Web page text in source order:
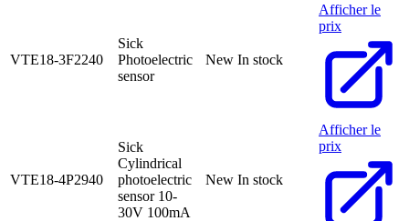
VTE18-3F2240
Sick
Photoelectric
sensor
New In stock
Afficher le
prix
VTE18-4P2940
Sick
Cylindrical
photoelectric
sensor 10-
30V 100mA
New In stock
Afficher le
prix